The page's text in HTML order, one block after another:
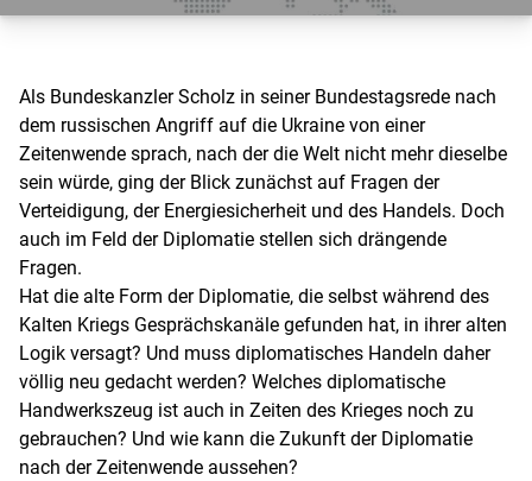
Als Bundeskanzler Scholz in seiner Bundestagsrede nach
dem russischen Angriff auf die Ukraine von einer
Zeitenwende sprach, nach der die Welt nicht mehr dieselbe
sein würde, ging der Blick zunächst auf Fragen der
Verteidigung, der Energiesicherheit und des Handels. Doch
auch im Feld der Diplomatie stellen sich drängende
Fragen.
Hat die alte Form der Diplomatie, die selbst während des
Kalten Kriegs Gesprächskanäle gefunden hat, in ihrer alten
Logik versagt? Und muss diplomatisches Handeln daher
völlig neu gedacht werden? Welches diplomatische
Handwerkszeug ist auch in Zeiten des Krieges noch zu
gebrauchen? Und wie kann die Zukunft der Diplomatie
nach der Zeitenwende aussehen?